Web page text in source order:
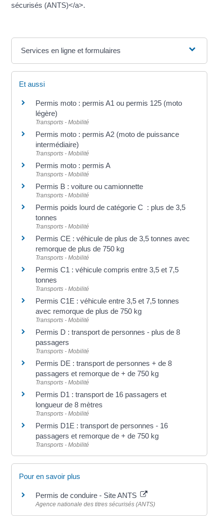
sécurisés (ANTS)</a>.
Services en ligne et formulaires
Et aussi
Permis moto : permis A1 ou permis 125 (moto
légère)
Transports - Mobilité
Permis moto : permis A2 (moto de puissance
intermédiaire)
Transports - Mobilité
Permis moto : permis A
Transports - Mobilité
Permis B : voiture ou camionnette
Transports - Mobilité
Permis poids lourd de catégorie C : plus de 3,5
tonnes
Transports - Mobilité
Permis CE : véhicule de plus de 3,5 tonnes avec
remorque de plus de 750 kg
Transports - Mobilité
Permis C1 : véhicule compris entre 3,5 et 7,5
tonnes
Transports - Mobilité
Permis C1E : véhicule entre 3,5 et 7,5 tonnes
avec remorque de plus de 750 kg
Transports - Mobilité
Permis D : transport de personnes - plus de 8
passagers
Transports - Mobilité
Permis DE : transport de personnes + de 8
passagers et remorque de + de 750 kg
Transports - Mobilité
Permis D1 : transport de 16 passagers et
longueur de 8 mètres
Transports - Mobilité
Permis D1E : transport de personnes - 16
passagers et remorque de + de 750 kg
Transports - Mobilité
Pour en savoir plus
Permis de conduire - Site ANTS
Agence nationale des titres sécurisés (ANTS)